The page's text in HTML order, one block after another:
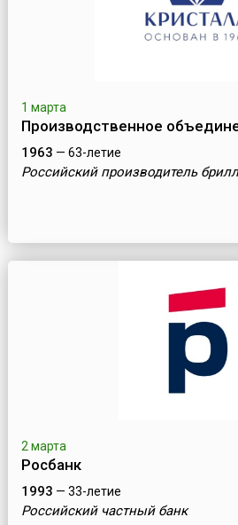
1 марта
Производственное
1963 — 63-летие
Российский производитель
2 марта
Росбанк
1993 — 33-летие
Российский частный банк